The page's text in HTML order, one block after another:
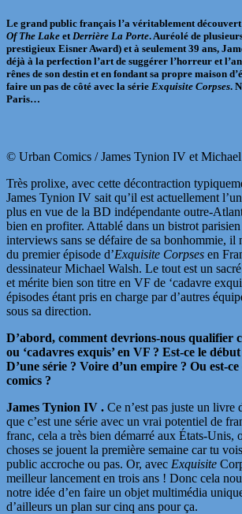
Le grand public français l’a véritablement
Of The Lake et Derrière La Porte. Auréolé de
prestigieux Eisner Award) et à seulement 39 ans,
déjà à la perfection l’art de suggérer l’horreur et
rênes de son destin et en fondant sa propre maison
faire un pas de côté avec la série Exquisite Corpses.
Paris…
© Urban Comics / James Tynion IV et
Très prolixe, avec cette décontraction
James Tynion IV sait qu’il est actuellement
plus en vue de la BD indépendante outre-
bien en profiter. Attablé dans un bistrot
interviews sans se défaire de sa bonhommie, il
du premier épisode d’Exquisite Corpses en
dessinateur Michael Walsh. Le tout est un
et mérite bien son titre en VF de ‘cadavre
épisodes étant pris en charge par d’autres
sous sa direction.
D’abord, comment devrions-nous qualifier
ou ‘cadavres exquis’ en VF ? Est-ce le
D’une série ? Voire d’un empire ? Ou est-ce
comics ?
James Tynion IV . Ce n’est pas juste un livre
que c’est une série avec un vrai potentiel de
franc, cela a très bien démarré aux États-Unis,
choses se jouent la première semaine car tu
public accroche ou pas. Or, avec Exquisite
meilleur lancement en trois ans ! Donc cela
notre idée d’en faire un objet multimédia
d’ailleurs un plan sur cinq ans pour ça.